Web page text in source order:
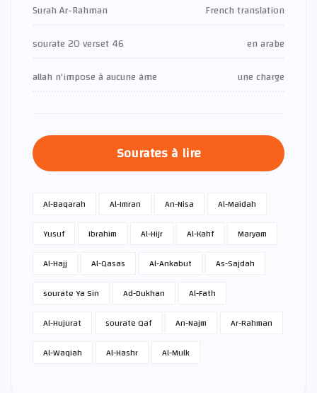
Surah Ar-Rahman
French translation
sourate 20 verset 46
en arabe
allah n'impose à aucune âme
une charge
Sourates à lire
Al-Baqarah Al-Imran An-Nisa
Al-Maidah
Yusuf
Ibrahim Al-Hijr Al-Kahf
Maryam
Al-Hajj
Al-Qasas Al-Ankabut
As-Sajdah
sourate Ya Sin
Ad-Dukhan
Al-Fath
Al-Hujurat
sourate Qaf An-Najm
Ar-Rahman
Al-Waqiah
Al-Hashr Al-Mulk